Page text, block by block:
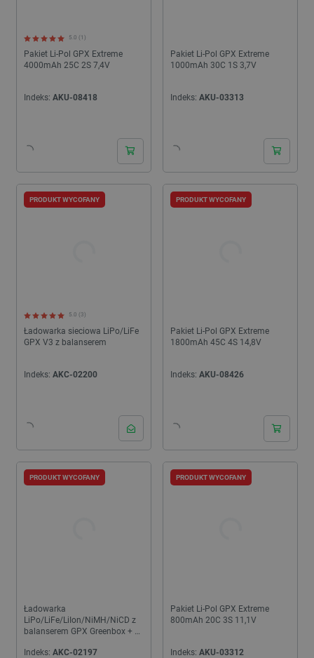
Pakiet Li-Pol GPX Extreme
4000mAh 25C 2S 7,4V
5.0 (1)
Indeks: AKU-08418
Pakiet Li-Pol GPX Extreme
1000mAh 30C 1S 3,7V
Indeks: AKU-03313
Ładowarka sieciowa LiPo/LiFe
GPX V3 z balanserem
5.0 (3)
Indeks: AKC-02200
PRODUKT WYCOFANY
Pakiet Li-Pol GPX Extreme
1800mAh 45C 4S 14,8V
Indeks: AKU-08426
PRODUKT WYCOFANY
Ładowarka
LiPo/LiFe/LiIon/NiMH/NiCD z
balanserem GPX Greenbox + 2
Indeks: AKC-02197
PRODUKT WYCOFANY
Pakiet Li-Pol GPX Extreme
800mAh 20C 3S 11,1V
Indeks: AKU-03312
PRODUKT WYCOFANY